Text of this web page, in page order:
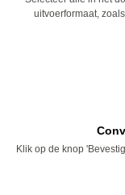
uitvoerformaat,
Klik op de knop